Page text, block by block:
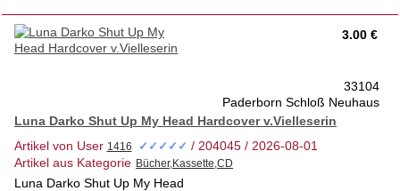
Versand auf Anfrage
3.00 €
33104
Paderborn Schloß Neuhaus
Luna Darko Shut Up My Head Hardcover v.Vielleserin
Artikel von User
✓✓✓✓✓ / 204045 / 2026-08-01
Artikel aus Kategorie
Luna Darko Shut Up My Head